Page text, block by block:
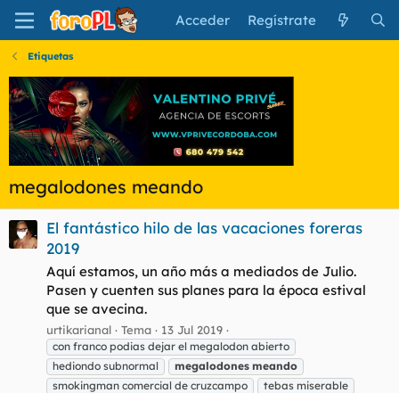
Acceder Regístrate
Etiquetas
megalodones meando
El fantástico hilo de las vacaciones foreras
2019
Aquí estamos, un año más a mediados de Julio.
Pasen y cuenten sus planes para la época estival
que se avecina.
urtikarianal Tema 13 Jul 2019
con franco podias dejar el megalodon abierto
hediondo subnormal
megalodones meando
smokingman comercial de cruzcampo
tebas miserable